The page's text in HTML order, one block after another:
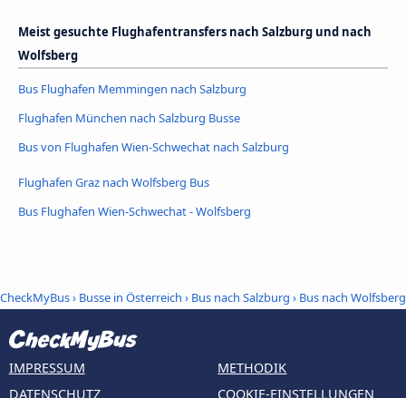
Meist gesuchte Flughafentransfers nach Salzburg und nach
Wolfsberg
Bus Flughafen Memmingen nach Salzburg
Flughafen München nach Salzburg Busse
Bus von Flughafen Wien-Schwechat nach Salzburg
Flughafen Graz nach Wolfsberg Bus
Bus Flughafen Wien-Schwechat - Wolfsberg
CheckMyBus› Busse in Österreich › Bus nach Salzburg › Bus nach Wolfsberg
IMPRESSUM
DATENSCHUTZ
METHODIK
COOKIE-EINSTELLUNGEN